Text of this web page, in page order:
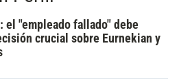
el "empleado fallado" debe
crucial sobre Eurnekian y